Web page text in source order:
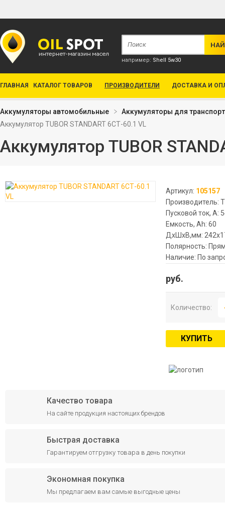
например: Shell 5w30
ГЛАВНАЯ КАТАЛОГ ТОВАРОВ ПРОИЗВОДИТЕЛИ ДОСТАВКА И
Аккумуляторы автомобильные
Аккумуляторы для
Аккумулятор TUBOR STANDART 6СТ-60.1 VL
Аккумулятор TUBOR
Артикул: 105157
Производитель:
Пусковой ток, А:
Емкость, Ah: 60
ДхШхВ,мм:
Полярность:
Наличие: По
руб.
Количество:
КУПИТЬ
Качество товара
На сайте продукция настоящих брендов
Быстрая доставка
Гарантируем отгрузку товара в день покупки
Экономная покупка
Мы предлагаем вам самые выгодные цены